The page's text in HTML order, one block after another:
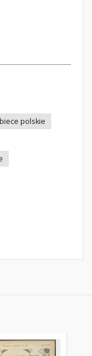
polskie